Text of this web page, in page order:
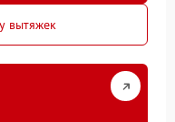
вытяжек